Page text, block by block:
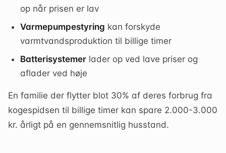
op når prisen er lav
Varmepumpestyring kan forskyde
varmtvandsproduktion til billige timer
Batterisystemer lader op ved lave priser og
aflader ved høje
En familie der flytter blot 30% af deres forbrug fra
kogespidsen til billige timer kan spare 2.000-3.000
kr. årligt på en gennemsnitlig husstand.